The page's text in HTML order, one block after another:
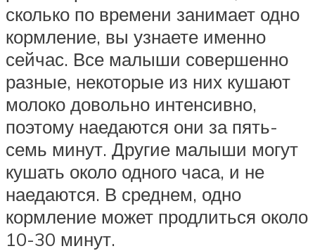
сколько по времени занимает одно
кормление, вы узнаете именно
сейчас. Все малыши совершенно
разные, некоторые из них кушают
молоко довольно интенсивно,
поэтому наедаются они за пять-
семь минут. Другие малыши могут
кушать около одного часа, и не
наедаются. В среднем, одно
кормление может продлиться около
10-30 минут.